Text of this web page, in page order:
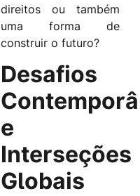
direitos ou também
uma forma de
construir o futuro?
Desafios
e
Interseções
Globais